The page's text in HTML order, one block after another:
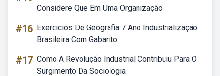
Considere Que Em Uma Organização
#16 Exercícios De Geografia 7 Ano Industrialização
Brasileira Com Gabarito
#17 Como A Revolução Industrial Contribuiu Para O
Surgimento Da Sociologia